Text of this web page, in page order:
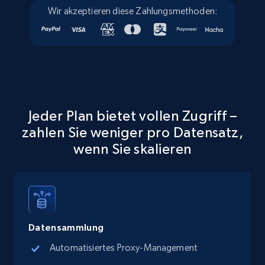
5.6K+ 876+ Gratis testen
Walmart - products - Discover products by
using sku numbers
URL, Final price, Sku, Currency, Gtin,
more.
Wir akzeptieren diese Zahlungsmethoden:
Jeder Plan bietet vollen Zugriff –
zahlen Sie weniger pro Datensatz,
wenn Sie skalieren
Datensammlung
Automatisiertes Proxy-Management